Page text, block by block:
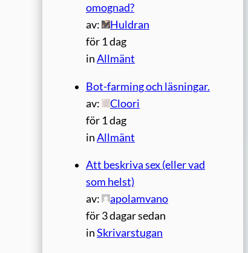
omognad?
av:
Huldran
för 1 dag
inAllmänt
Bot-farming och läsningar.
av:
Cloori
för 1 dag
inAllmänt
Att beskriva sex (eller vad
som helst)
av:
apolamvano
för 3 dagar sedan
inSkrivarstugan